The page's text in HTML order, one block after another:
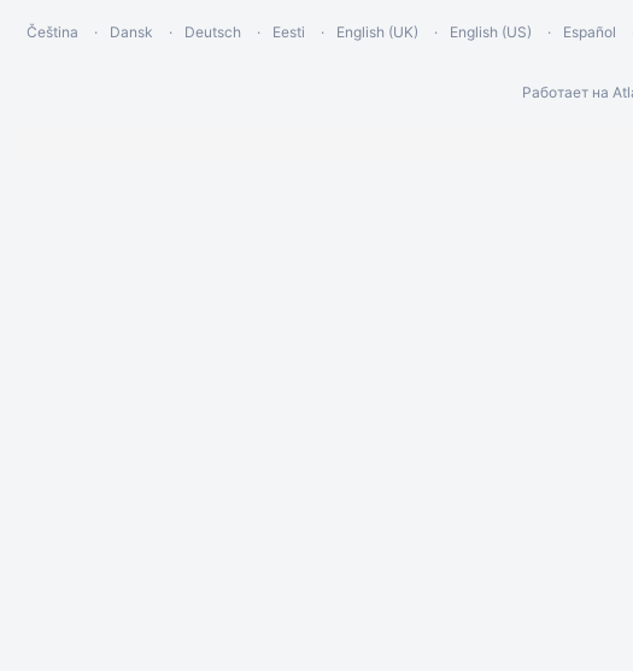
Čeština Dansk Deutsch Eesti English (UK) English (US) Español
Работает на